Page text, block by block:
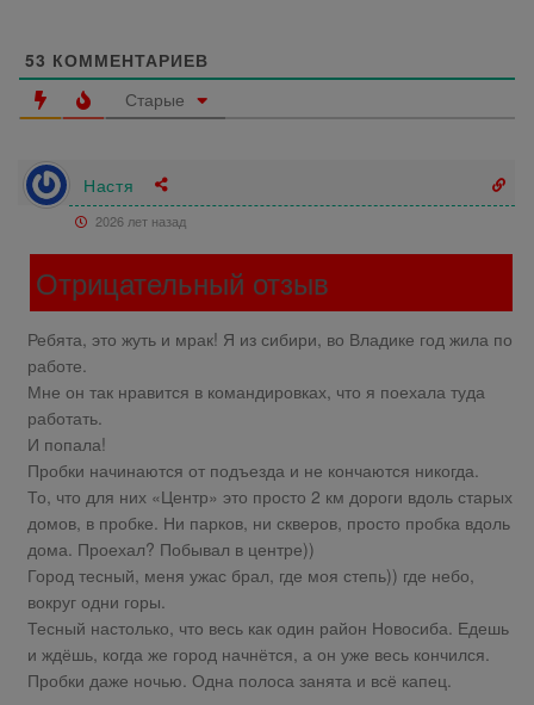
53 КОММЕНТАРИЕВ
Старые
Настя
2026 лет назад
Отрицательный отзыв
Ребята, это жуть и мрак! Я из сибири, во Владике год жила по
работе.
Мне он так нравится в командировках, что я поехала туда
работать.
И попала!
Пробки начинаются от подъезда и не кончаются никогда.
То, что для них «Центр» это просто 2 км дороги вдоль старых
домов, в пробке. Ни парков, ни скверов, просто пробка вдоль
дома. Проехал? Побывал в центре))
Город тесный, меня ужас брал, где моя степь)) где небо,
вокруг одни горы.
Тесный настолько, что весь как один район Новосиба. Едешь
и ждёшь, когда же город начнётся, а он уже весь кончился.
Пробки даже ночью. Одна полоса занята и всё капец.